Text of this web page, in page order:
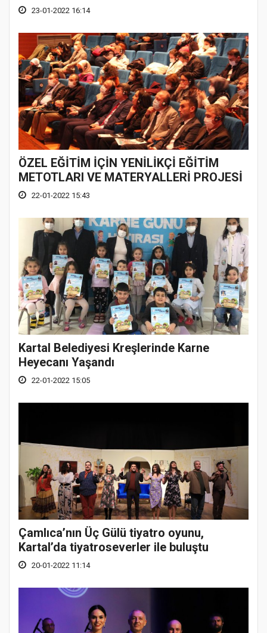
23-01-2022 16:14
ÖZEL EĞİTİM İÇİN YENİLİKÇİ EĞİTİM
METOTLARI VE MATERYALLERİ PROJESİ
22-01-2022 15:43
Kartal Belediyesi Kreşlerinde Karne
Heyecanı Yaşandı
22-01-2022 15:05
Çamlıca’nın Üç Gülü tiyatro oyunu,
Kartal’da tiyatroseverler ile buluştu
20-01-2022 11:14